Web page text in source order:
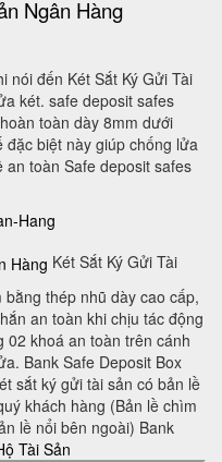
nói đến Két Sắt Ký Gửi Tài
két. safe deposit safes
toàn dày 8mm dưới
biệt này giúp chống lửa
an toàn Safe deposit safes
Két Sắt Ký Gửi Tài
thép nhũ dày cao cấp,
an toàn khi chịu tác động
02 khoá an toàn trên cánh
Bank Safe Deposit Box
sắt ký gửi tài sản có bản lề
khách hàng (Bản lề chìm
lề nổi bên ngoài) Bank
Tài Sản